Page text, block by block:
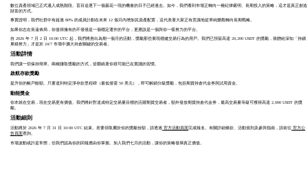
數位資產領域已正式邁入成熟階段。盲目追逐下一個曇花一現的機會的日子已經過去。如今，我們看到市場正轉向一種紀律嚴明、長期投入的策略，這才是真正創造
財富的方式。
事實證明，我們社群中有超過 80% 的成員計劃在未來 12 個月內增加其資產配置，這代表著大家正有意識地從單純樂觀轉向長期戰略。
如果你志在長遠佈局，你值得擁有的不僅僅是一個穩定運作的平台，更應該是一個與你一樣努力的平台。
自 2026 年 7 月 2 日 10:00 UTC 起，我們將推出為期一個月的活動，獎勵那些展現穩健交易行為的用戶。我們已預留高達 20,200 USDT 的獎勵，致贈給深知「持續
累積努力」才是於 24/7 市場中擴大持倉關鍵的交易者。
活動詳情
我們讓一切保持簡單。兩種賺取獎勵的方式，皆圍繞著你很可能已在實踐的習慣。
啟航存款獎勵
提升你的帳戶餘額。只要達到特定淨存款里程碑（最低僅需 50 美元），即可解鎖分級獎勵，包括期貨持倉代金券與試用資金。
動能獎金
你本就在交易，現在交易更有價值。我們將針對達成特定交易量目標的活躍期貨交易者，額外發放期貨持倉代金券，最高交易量等級可獲得高達 2,000 USDT 的獎
勵。
活動細則
活動將於 2026 年 7 月 31 日 10:00 UTC 結束。若要領取屬於你的獎勵份額，請透過 官方活動頁面完成報名。有關詳細條款、活動規則及參與指南，請前往 官方公
告頁面查詢。
市場波動或許是常態，但我們認為你的回報應由你掌握。加入我們七月的活動，讓你的策略發揮真正價值。